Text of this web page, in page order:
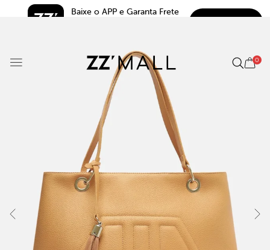
Baixe o APP e Garanta Frete
0